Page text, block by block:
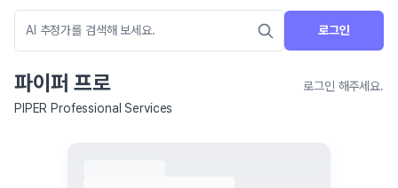
로그인
파이퍼 프로
로그인 해주세요.
PIPER Professional Services